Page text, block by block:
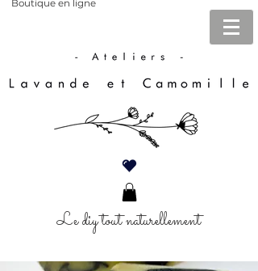
Boutique en ligne
Le diy tout naturellement